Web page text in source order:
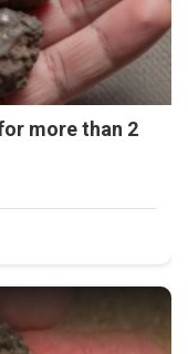
more than 2